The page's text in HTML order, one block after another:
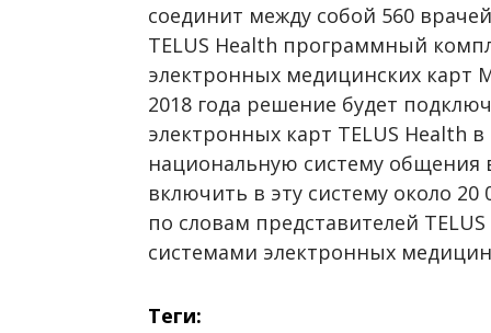
соединит между собой 560
TELUS Health программный
электронных медицинских карт
2018 года решение будет
электронных карт TELUS Health
национальную систему общения
включить в эту систему около
по словам представителей
системами электронных
Теги: